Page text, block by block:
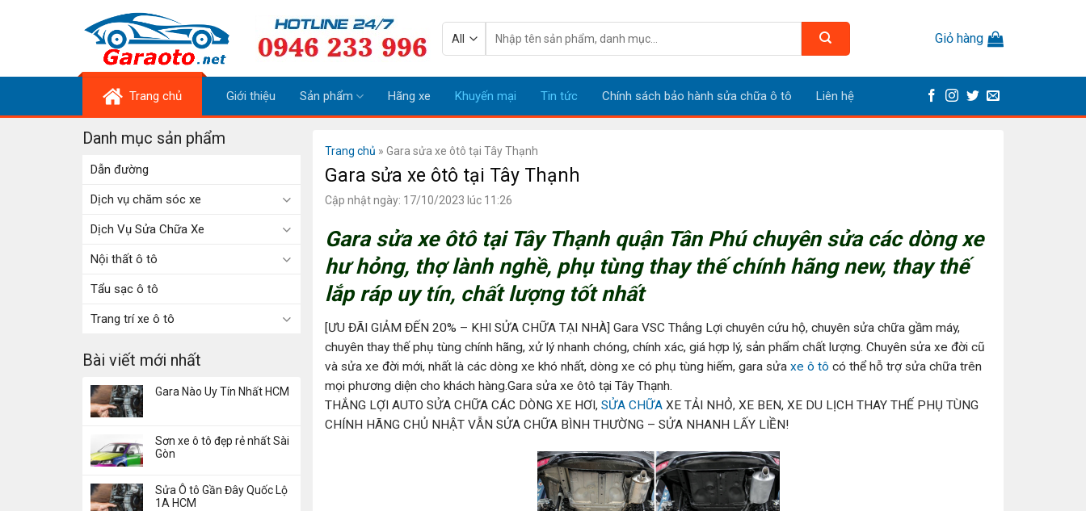
kiếm:
Giỏ hàng
Trang chủ Giới thiệu Sản phẩm Hãng xe Khuyến mại Tin tức Chính sách bảo hành sửa chữa ô tô Liên hệ
Danh mục sản phẩm
Dẫn đường
Dịch vụ chăm sóc xe
Dịch Vụ Sửa Chữa Xe
Nội thất ô tô
Tẩu sạc ô tô
Trang trí xe ô tô
Bài viết mới nhất
Gara Nào Uy Tín Nhất HCM
Sơn xe ô tô đẹp rẻ nhất Sài
Gòn
Sửa Ô tô Gần Đây Quốc Lộ
1A HCM
Trang chủ » Gara sửa xe ôtô tại Tây Thạnh
Gara sửa xe ôtô tại Tây Thạnh
Cập nhật ngày: 17/10/2023 lúc 11:26
Gara sửa xe ôtô tại Tây Thạnh quận Tân Phú chuyên sửa các dòng xe
hư hỏng, thợ lành nghề, phụ tùng thay thế chính hãng new, thay thế
lắp ráp uy tín, chất lượng tốt nhất
[ƯU ĐÃI GIẢM ĐẾN 20% – KHI SỬA CHỮA TẠI NHÀ] Gara VSC Thắng Lợi chuyên cứu hộ, chuyên sửa chữa gầm máy,
chuyên thay thế phụ tùng chính hãng, xử lý nhanh chóng, chính xác, giá hợp lý, sản phẩm chất lượng. Chuyên sửa xe đời cũ
và sửa xe đời mới, nhất là các dòng xe khó nhất, dòng xe có phụ tùng hiếm, gara sửa xe ô tô có thể hỗ trợ sửa chữa trên
mọi phương diện cho khách hàng.Gara sửa xe ôtô tại Tây Thạnh.
THẮNG LỢI AUTO SỬA CHỮA CÁC DÒNG XE HƠI, SỬA CHỮA XE TẢI NHỎ, XE BEN, XE DU LỊCH THAY THẾ PHỤ TÙNG
CHÍNH HÃNG CHỦ NHẬT VẪN SỬA CHỮA BÌNH THƯỜNG – SỬA NHANH LẤY LIỀN!